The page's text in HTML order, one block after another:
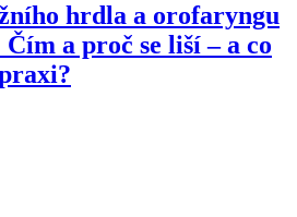
hrdla a orofaryngu
a proč se liší –⁠ a co